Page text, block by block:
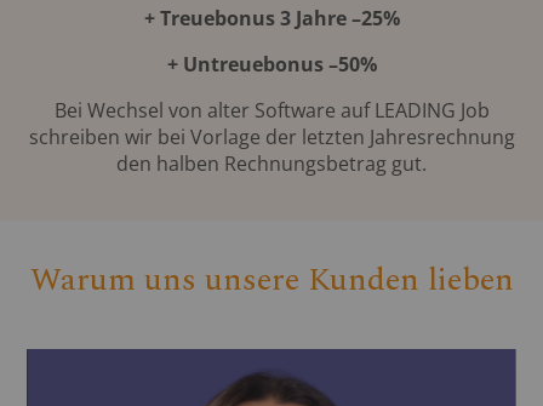
+ Treuebonus 3 Jahre –25%
+ Untreuebonus –50%
Bei Wechsel von alter Software auf LEADING Job
schreiben wir bei Vorlage der letzten Jahresrechnung
den halben Rechnungsbetrag gut.
Warum uns unsere Kunden lieben